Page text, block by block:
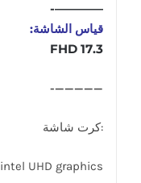
————-
قياس الشاشة:
17.3 FHD
—————-
:كرت شاشة
intel UHD graphics